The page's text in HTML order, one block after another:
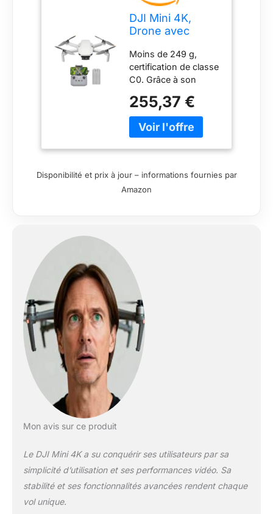
DJI Mini 4K,
Drone avec
moins de 249 g
Moins de 249 g,
certification de classe
C0. Grâce à son
4K est autorisé à
voler dans les
catégories A1 et A3.
Vidéos 4K ultra-HD et
nacelle à 3 axes pour
conditions de
luminosité, des levers
de soleil aux scènes
de nuit. La nacelle à 3
axes garantit une
stabilité parfaite pour
des séquences
dignes du grand
écran. Résistance au
vent de 38 km/h
permettent un
altitudes allant
jusqu’à 4 000 mètres.
255,37 €
Disponibilité et prix à jour – informations fournies par
Amazon
Mon avis sur ce produit
Le DJI Mini 4K a su conquérir ses utilisateurs par sa
simplicité d’utilisation et ses performances vidéo. Sa
stabilité et ses fonctionnalités avancées rendent chaque
vol unique.